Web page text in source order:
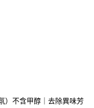
）不含甲醇｜去除異味芳